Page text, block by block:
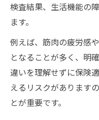
検査結果、生活機能の
ます。
例えば、筋肉の疲労感
となることが多く、明
違いを理解せずに保険
えるリスクがあります
とが重要です。